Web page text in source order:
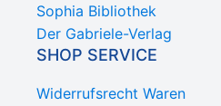
Sophia Bibliothek
Der Gabriele-Verlag
SHOP SERVICE
Widerrufsrecht Waren